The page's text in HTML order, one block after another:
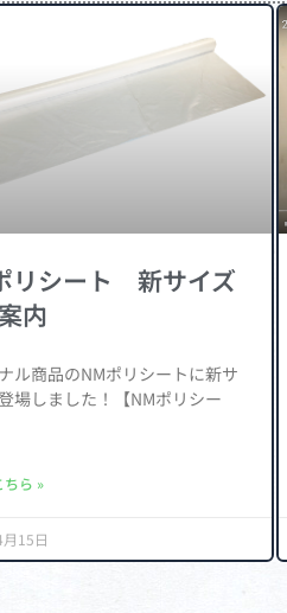
リシート 新サイズ
内
ル商品のNMポリシートに新サ
場しました！【NMポリシー
ら »
15日